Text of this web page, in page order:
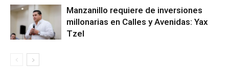
Manzanillo requiere de inversiones
millonarias en Calles y Avenidas: Yax
Tzel